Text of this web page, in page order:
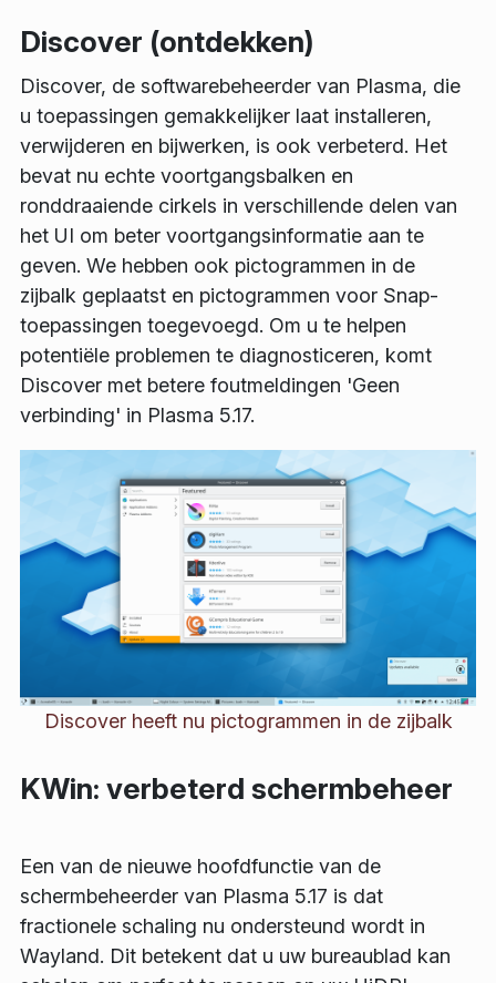
Discover (ontdekken)
Discover, de softwarebeheerder van Plasma, die
u toepassingen gemakkelijker laat installeren,
verwijderen en bijwerken, is ook verbeterd. Het
bevat nu echte voortgangsbalken en
ronddraaiende cirkels in verschillende delen van
het UI om beter voortgangsinformatie aan te
geven. We hebben ook pictogrammen in de
zijbalk geplaatst en pictogrammen voor Snap-
toepassingen toegevoegd. Om u te helpen
potentiële problemen te diagnosticeren, komt
Discover met betere foutmeldingen 'Geen
verbinding' in Plasma 5.17.
Discover heeft nu pictogrammen in de zijbalk
KWin: verbeterd schermbeheer
Een van de nieuwe hoofdfunctie van de
schermbeheerder van Plasma 5.17 is dat
fractionele schaling nu ondersteund wordt in
Wayland. Dit betekent dat u uw bureaublad kan